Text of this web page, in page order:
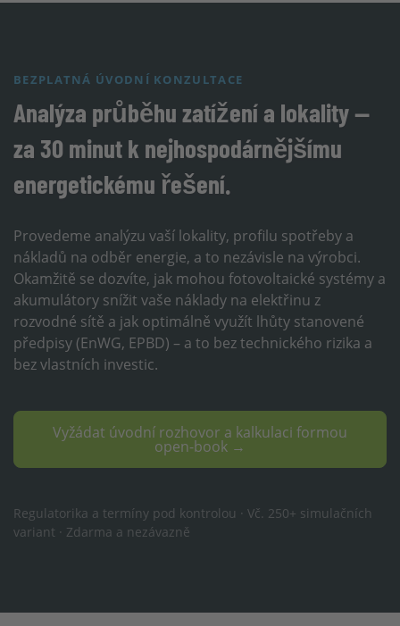
BEZPLATNÁ ÚVODNÍ KONZULTACE
Analýza průběhu zatížení a lokality —
za 30 minut k nejhospodárnějšímu
energetickému řešení.
Provedeme analýzu vaší lokality, profilu spotřeby a
nákladů na odběr energie, a to nezávisle na výrobci.
Okamžitě se dozvíte, jak mohou fotovoltaické systémy a
akumulátory snížit vaše náklady na elektřinu z
rozvodné sítě a jak optimálně využít lhůty stanovené
předpisy (EnWG, EPBD) – a to bez technického rizika a
bez vlastních investic.
Vyžádat úvodní rozhovor a kalkulaci formou
open-book →
Regulatorika a termíny pod kontrolou · Vč. 250+ simulačních
variant · Zdarma a nezávazně